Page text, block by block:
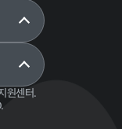
성희롱 · 성폭행 신
고센터
원센터.